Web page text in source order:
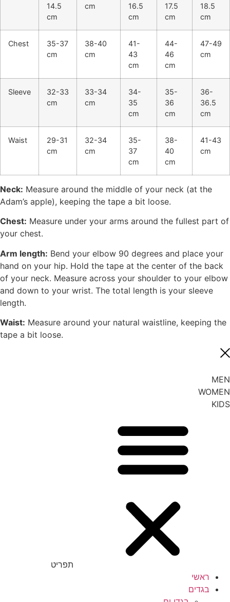
14.5
cm
cm
16.5
cm
17.5
cm
18.5
cm
Chest
35-37
cm
38-40
cm
41-
43
cm
44-
46
cm
47-49
cm
Sleeve
32-33
cm
33-34
cm
34-
35
cm
35-
36
cm
36-
36.5
cm
Waist
29-31
cm
32-34
cm
35-
37
cm
38-
40
cm
41-43
cm
Neck: Measure around the middle of your neck (at the
Adam’s apple), keeping the tape a bit loose.
Chest: Measure under your arms around the fullest part of
your chest.
Arm length: Bend your elbow 90 degrees and place your
hand on your hip. Hold the tape at the center of the back
of your neck. Measure across your shoulder to your elbow
and down to your wrist. The total length is your sleeve
length.
Waist: Measure around your natural waistline, keeping the
tape a bit loose.
MEN
WOMEN
KIDS
תפריט
ראשי
בגדים